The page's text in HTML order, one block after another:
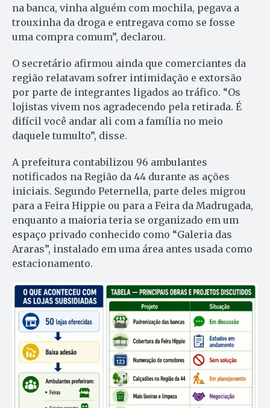
na banca, vinha alguém com mochila, pegava a
trouxinha da droga e entregava como se fosse
uma compra comum”, declarou.
O secretário afirmou ainda que comerciantes da
região relatavam sofrer intimidação e extorsão
por parte de integrantes ligados ao tráfico. “Os
lojistas vivem nos agradecendo pela retirada. É
difícil você andar ali com a família no meio
daquele tumulto”, disse.
A prefeitura contabilizou 96 ambulantes
notificados na Região da 44 durante as ações
iniciais. Segundo Peternella, parte deles migrou
para a Feira Hippie ou para a Feira da Madrugada,
enquanto a maioria teria se organizado em um
espaço privado conhecido como “Galeria das
Araras”, instalado em uma área antes usada como
estacionamento.